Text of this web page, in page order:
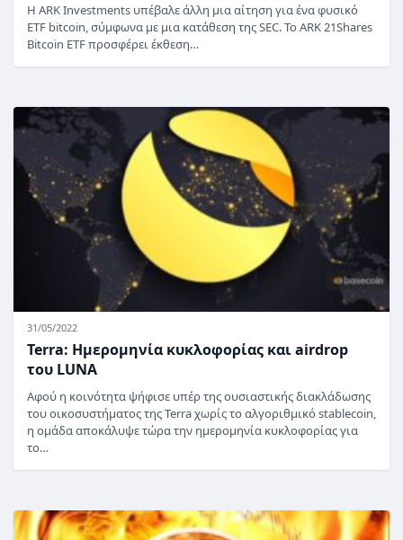
Η ARK Investments υπέβαλε άλλη μια αίτηση για ένα φυσικό
ETF bitcoin, σύμφωνα με μια κατάθεση της SEC. Το ARK 21Shares
Bitcoin ETF προσφέρει έκθεση…
31/05/2022
Terra: Ημερομηνία κυκλοφορίας και airdrop
του LUNA
Αφού η κοινότητα ψήφισε υπέρ της ουσιαστικής διακλάδωσης
του οικοσυστήματος της Terra χωρίς το αλγοριθμικό stablecoin,
η ομάδα αποκάλυψε τώρα την ημερομηνία κυκλοφορίας για
το…